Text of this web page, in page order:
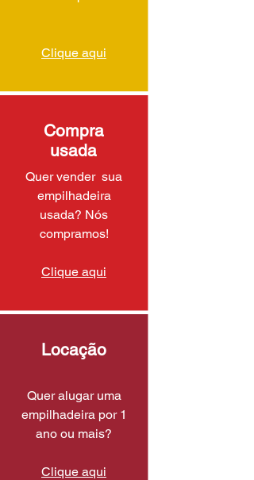
Clique aqui
Compra
usada
Quer vender sua
empilhadeira
usada? Nós
compramos!
Clique aqui
Locação
Quer alugar uma
empilhadeira por 1
ano ou mais?
Clique aqui